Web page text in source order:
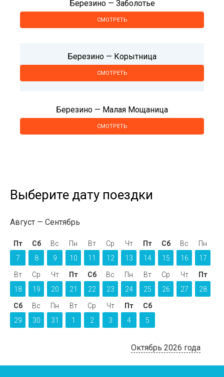
Березино — Заболотье
СМОТРЕТЬ
Березино — Корытница
СМОТРЕТЬ
Березино — Малая Мощаница
СМОТРЕТЬ
Выберите дату поездки
Август Сентябрь
Пт
7
Сб
8
Вс
9
Пн
10
Вт
11
Ср
12
Чт
13
Пт
14
Сб
15
Вс
16
Пн
17
Вт
18
Ср
19
Чт
20
Пт
21
Сб
22
Вс
23
Пн
24
Вт
25
Ср
26
Чт
27
Пт
28
Сб
29
Вс
30
Пн
31
Вт
1
Ср
2
Чт
3
Пт
4
Сб
5
Октябрь 2026 года